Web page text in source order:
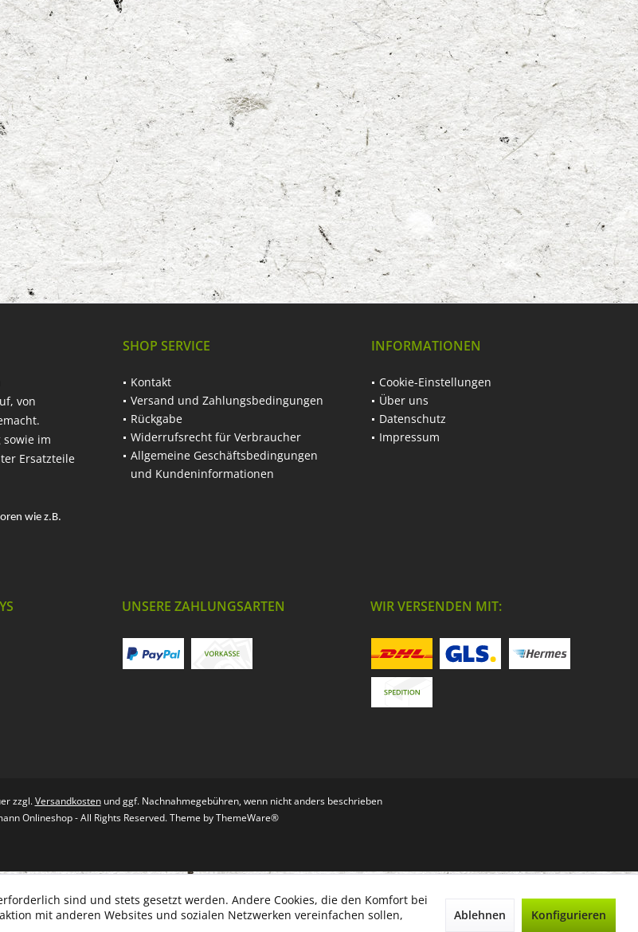
von
im
Ersatzteile
wie z.B.
SHOP SERVICE
Kontakt
Versand und Zahlungsbedingungen
Rückgabe
Widerrufsrecht für Verbraucher
Allgemeine Geschäftsbedingungen
und Kundeninformationen
INFORMATIONEN
Cookie-Einstellungen
Über uns
Datenschutz
Impressum
UNSERE ZAHLUNGSARTEN WIR VERSENDEN MIT:
zzgl.Versandkostenund ggf. Nachnahmegebühren, wenn nicht anders beschrieben
Onlineshop - All Rights Reserved. Theme byThemeWare®
sind und stets gesetzt werden. Andere Cookies, die den Komfort bei
mit anderen Websites und sozialen Netzwerken vereinfachen sollen,
Ablehnen Konfigurieren